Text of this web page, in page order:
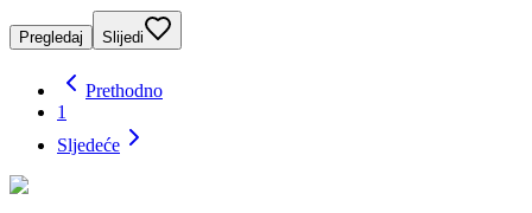
Pregledaj Slijedi
Prethodno
1
Sljedeće